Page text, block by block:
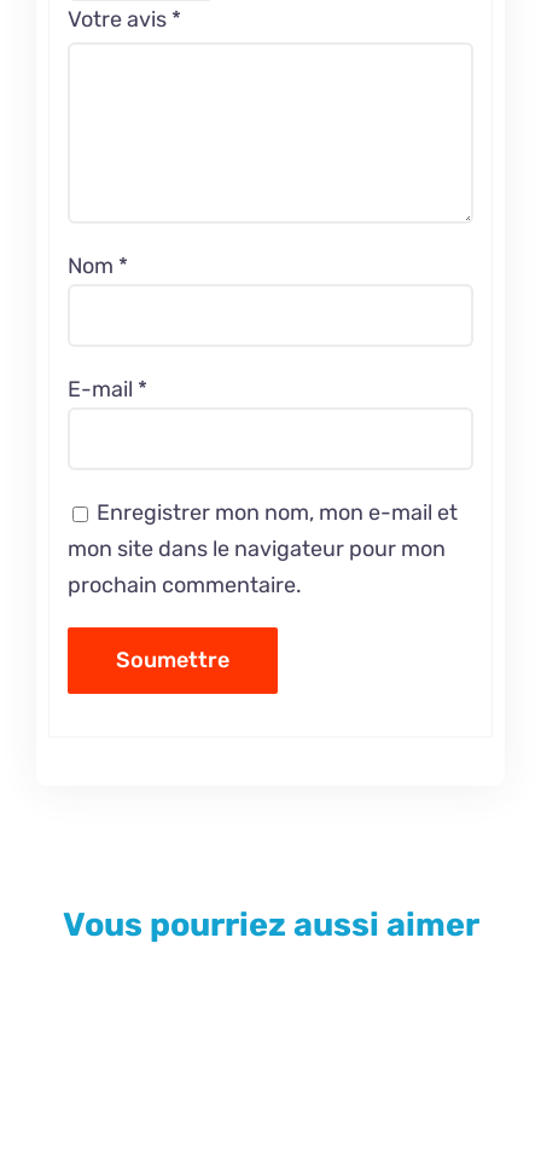
Votre avis *
Nom *
E-mail *
Enregistrer mon nom, mon e-mail et
mon site dans le navigateur pour mon
prochain commentaire.
Vous pourriez aussi aimer